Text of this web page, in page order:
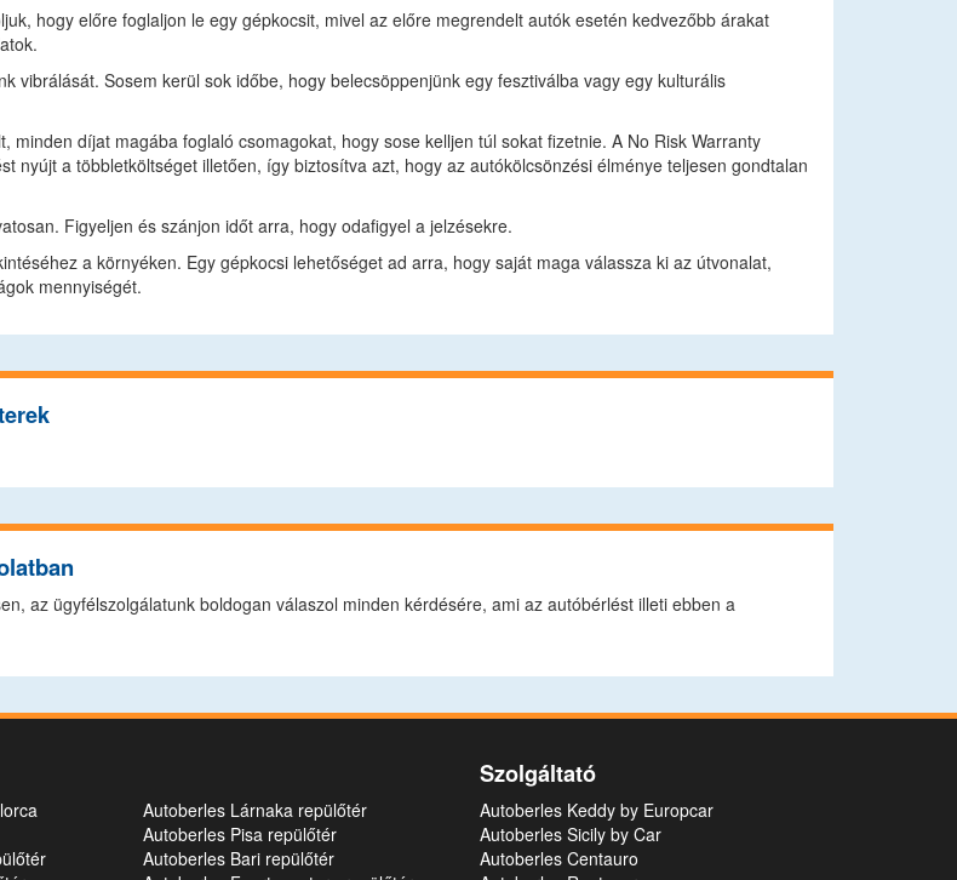
hogy előre foglaljon le egy gépkocsit, mivel az előre megrendelt autók esetén kedvezőbb árakat
vibrálását. Sosem kerül sok időbe, hogy belecsöppenjünk egy fesztiválba vagy egy kulturális
minden díjat magába foglaló csomagokat, hogy sose kelljen túl sokat fizetnie. A No Risk Warranty
nyújt a többletköltséget illetően, így biztosítva azt, hogy az autókölcsönzési élménye teljesen gondtalan
Figyeljen és szánjon időt arra, hogy odafigyel a jelzésekre.
a környéken. Egy gépkocsi lehetőséget ad arra, hogy saját maga válassza ki az útvonalat,
mennyiségét.
az ügyfélszolgálatunk boldogan válaszol minden kérdésére, ami az autóbérlést illeti ebben a
Autoberles Lárnaka repülőtér
Autoberles Pisa repülőtér
Autoberles Bari repülőtér
Szolgáltató
Autoberles Keddy by Europcar
Autoberles Sicily by Car
Autoberles Centauro